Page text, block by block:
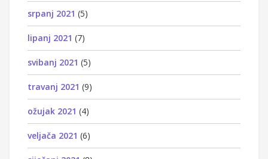
srpanj 2021 (5)
lipanj 2021 (7)
svibanj 2021 (5)
travanj 2021 (9)
ožujak 2021 (4)
veljača 2021 (6)